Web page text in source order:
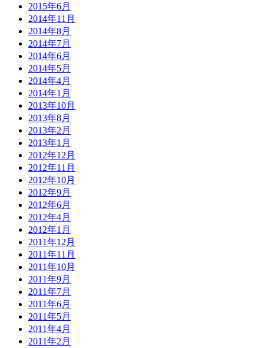
2015年6月
2014年11月
2014年8月
2014年7月
2014年6月
2014年5月
2014年4月
2014年1月
2013年10月
2013年8月
2013年2月
2013年1月
2012年12月
2012年11月
2012年10月
2012年9月
2012年6月
2012年4月
2012年1月
2011年12月
2011年11月
2011年10月
2011年9月
2011年7月
2011年6月
2011年5月
2011年4月
2011年2月